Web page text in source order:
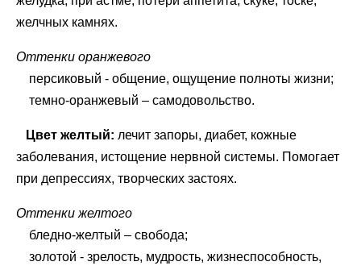
желчных камнях.
Оттенки оранжевого
персиковый - общение, ощущение полноты жизни;
темно-оранжевый – самодовольство.
Цвет желтый: лечит запоры, диабет, кожные
заболевания, истощение нервной системы. Помогает
при депрессиях, творческих застоях.
Оттенки желтого
бледно-желтый – свобода;
золотой - зрелость, мудрость, жизнеспособность,